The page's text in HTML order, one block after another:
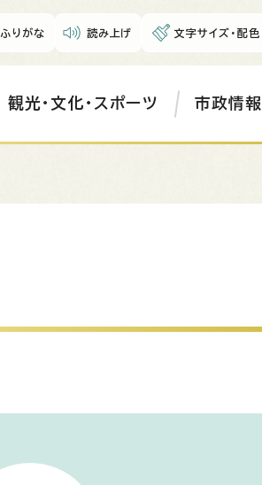
ふりがな 読み上げ 文字サイズ・配色
観光・文化・スポーツ 市政情報